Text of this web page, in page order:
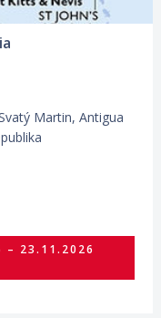
Martin, Antigua
– 23.11.2026